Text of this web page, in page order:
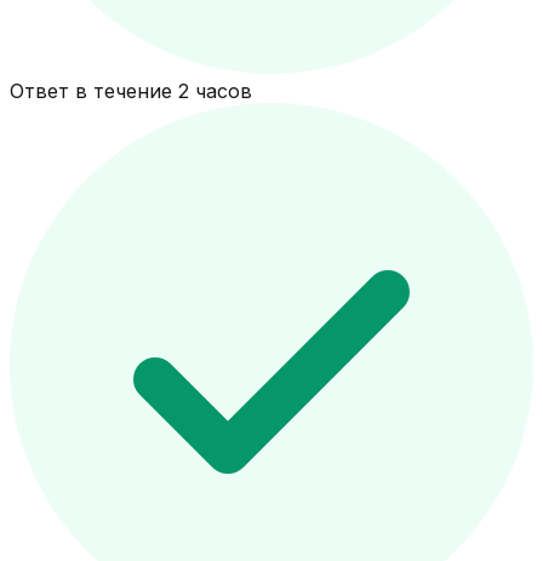
Ответ в течение 2 часов